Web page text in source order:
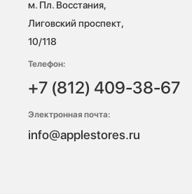
м. Пл. Восстания,
Лиговский проспект,
10/118
Телефон:
+7 (812) 409-38-67
Электронная почта:
info@applestores.ru